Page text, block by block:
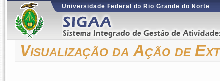
Universidade Federal do Rio Grande do Norte
Visualização da Ação de